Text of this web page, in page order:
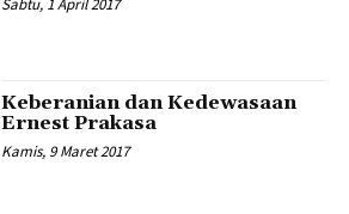
Sabtu, 1 April 2017
Keberanian dan Kedewasaan
Ernest Prakasa
Kamis, 9 Maret 2017